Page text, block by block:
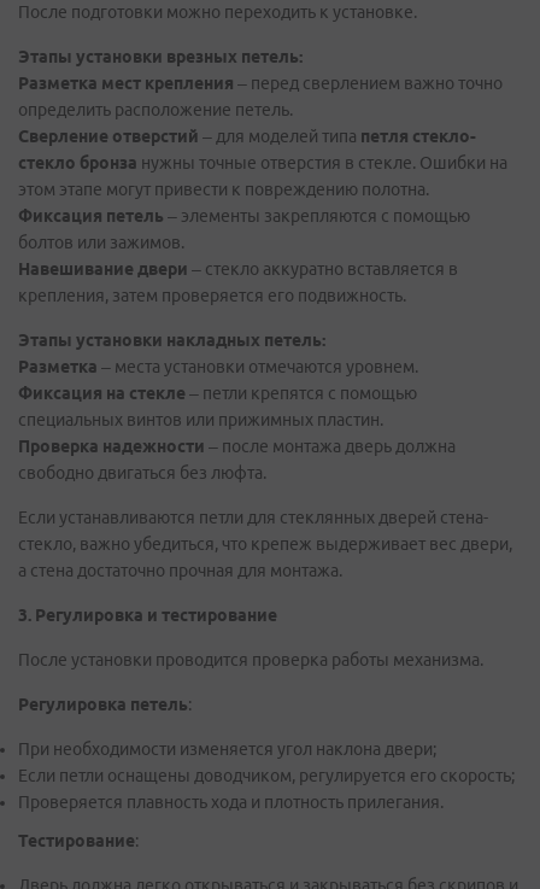
После подготовки можно переходить к установке.
Этапы установки врезных петель:
Разметка мест крепления – перед сверлением важно точно
определить расположение петель.
Сверление отверстий – для моделей типа петля стекло-
стекло бронза нужны точные отверстия в стекле. Ошибки на
этом этапе могут привести к повреждению полотна.
Фиксация петель – элементы закрепляются с помощью
болтов или зажимов.
Навешивание двери – стекло аккуратно вставляется в
крепления, затем проверяется его подвижность.
Этапы установки накладных петель:
Разметка – места установки отмечаются уровнем.
Фиксация на стекле – петли крепятся с помощью
специальных винтов или прижимных пластин.
Проверка надежности – после монтажа дверь должна
свободно двигаться без люфта.
Если устанавливаются петли для стеклянных дверей стена-
стекло, важно убедиться, что крепеж выдерживает вес двери,
а стена достаточно прочная для монтажа.
3. Регулировка и тестирование
После установки проводится проверка работы механизма.
Регулировка петель:
При необходимости изменяется угол наклона двери;
Если петли оснащены доводчиком, регулируется его скорость;
Проверяется плавность хода и плотность прилегания.
Тестирование: